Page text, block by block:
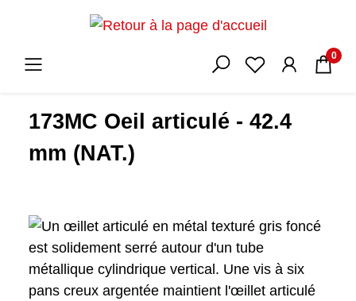
0
173MC Oeil articulé - 42.4
mm (NAT.)